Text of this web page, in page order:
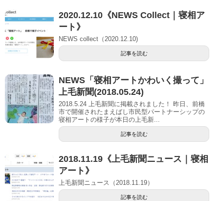
2020.12.10《NEWS Collect｜寝相ア
ート》
NEWS collect（2020.12.10)
記事を読む
NEWS「寝相アートかわいく撮って」
上毛新聞(2018.05.24)
2018.5.24 上毛新聞に掲載されました！ 昨日、前橋
市で開催されたまえばし市民型パートナーシップの
寝相アートの様子が本日の上毛新...
記事を読む
2018.11.19《上毛新聞ニュース｜寝相
アート》
上毛新聞ニュース（2018.11.19）
記事を読む